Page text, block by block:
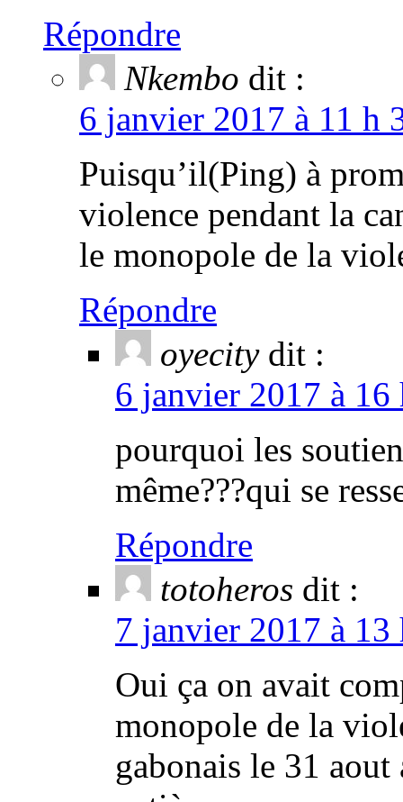
Répondre
Nkembo dit :
6 janvier 2017 à 11 h
Puisqu’il(Ping) à
violence pendant la
le monopole de la
Répondre
oyecity dit :
6 janvier 2017 à
pourquoi les
même???qui se
Répondre
totoheros dit :
7 janvier 2017 à
Oui ça on avait
monopole de la
gabonais le 31